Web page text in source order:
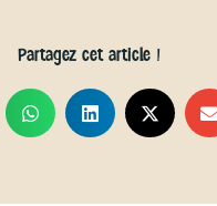
Partagez cet article !